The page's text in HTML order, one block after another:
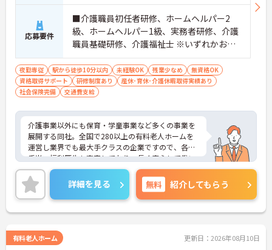
応募要件
■介護職員初任者研修、ホームヘルパー2
級、ホームヘルパー1級、実務者研修、介護
職員基礎研修、介護福祉士 ※いずれかお持
ちの方 ※資格をお持ちでない方も相談可
夜勤専従 駅から徒歩10分以内 未経験OK 残業少なめ
無資格OK
資格取得サポート
研修制度あり
産休･育休･介護休暇取得実績あり
社会保険完備
交通費支給
介護事業以外にも保育・学童事業など多くの事業を
展開する同社。全国で280以上の有料老人ホームを
運営し業界でも最大手クラスの企業ですので、各種
手当、福利厚生も充実しており、長く安心して働い
ていただける環境です。ご興味ある方には、面接対
策ポイントなど、さらに詳細をお話しいたしますの
でお気軽にご相談ください。
詳細を見る 無料 紹介してもらう
有料老人ホーム 更新日：2026年08月10日